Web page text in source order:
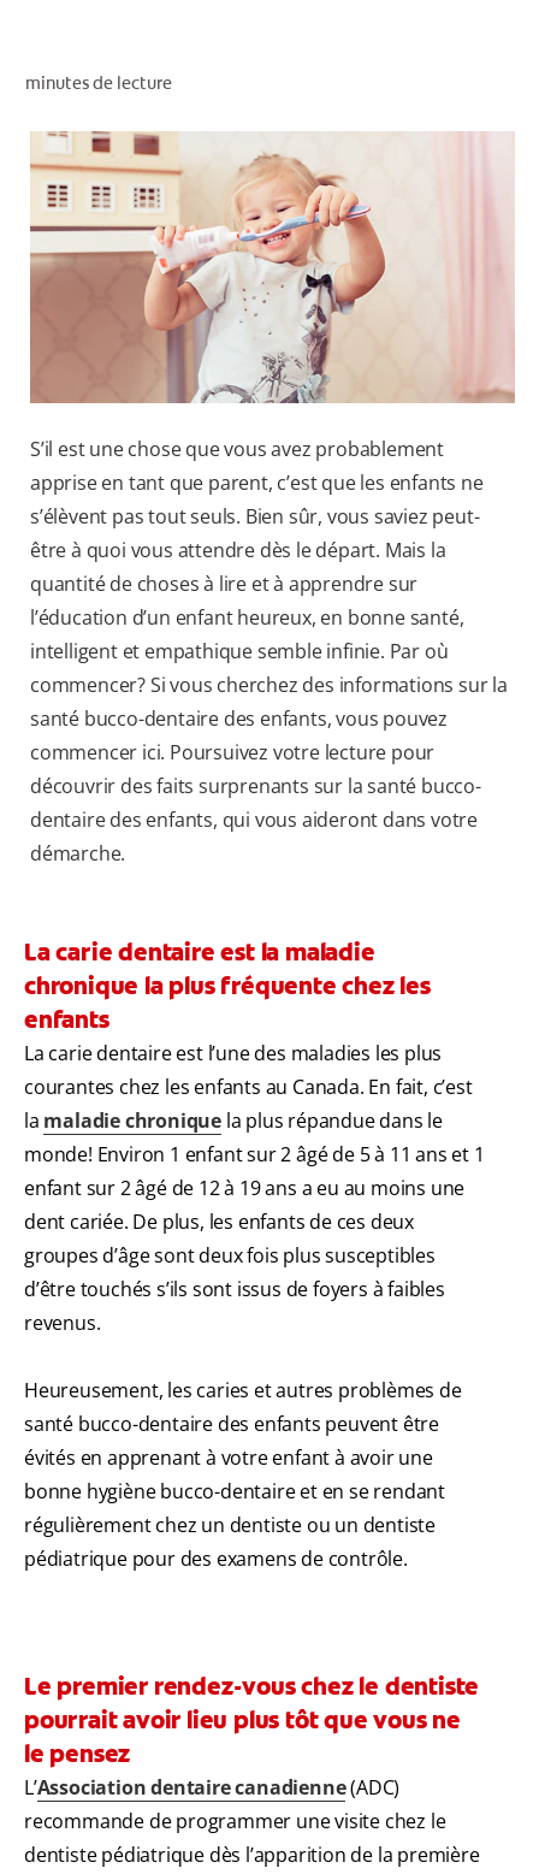
minutes de lecture
S’il est une chose que vous avez probablement
apprise en tant que parent, c’est que les enfants ne
s’élèvent pas tout seuls. Bien sûr, vous saviez peut-
être à quoi vous attendre dès le départ. Mais la
quantité de choses à lire et à apprendre sur
l’éducation d’un enfant heureux, en bonne santé,
intelligent et empathique semble infinie. Par où
commencer? Si vous cherchez des informations sur la
santé bucco-dentaire des enfants, vous pouvez
commencer ici. Poursuivez votre lecture pour
découvrir des faits surprenants sur la santé bucco-
dentaire des enfants, qui vous aideront dans votre
démarche.
La carie dentaire est la maladie
chronique la plus fréquente chez les
enfants
La carie dentaire est l’une des maladies les plus
courantes chez les enfants au Canada. En fait, c’est
la maladie chronique la plus répandue dans le
monde! Environ 1 enfant sur 2 âgé de 5 à 11 ans et 1
enfant sur 2 âgé de 12 à 19 ans a eu au moins une
dent cariée. De plus, les enfants de ces deux
groupes d’âge sont deux fois plus susceptibles
d’être touchés s’ils sont issus de foyers à faibles
revenus.
Heureusement, les caries et autres problèmes de
santé bucco-dentaire des enfants peuvent être
évités en apprenant à votre enfant à avoir une
bonne hygiène bucco-dentaire et en se rendant
régulièrement chez un dentiste ou un dentiste
pédiatrique pour des examens de contrôle.
Le premier rendez-vous chez le dentiste
pourrait avoir lieu plus tôt que vous ne
le pensez
L’Association dentaire canadienne(ADC)
recommande de programmer une visite chez le
dentiste pédiatrique dès l’apparition de la première